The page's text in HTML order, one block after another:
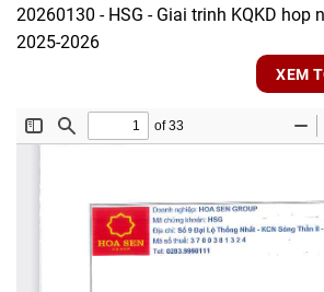
20260130 - HSG - Giai trinh KQKD hop
2025-2026
XEM